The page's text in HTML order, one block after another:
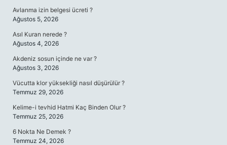
Avlanma izin belgesi ücreti ?
Ağustos 5, 2026
Asıl Kuran nerede ?
Ağustos 4, 2026
Akdeniz sosun içinde ne var ?
Ağustos 3, 2026
Vücutta klor yüksekliği nasıl düşürülür ?
Temmuz 29, 2026
Kelime-i tevhid Hatmi Kaç Binden Olur ?
Temmuz 25, 2026
6 Nokta Ne Demek ?
Temmuz 24, 2026